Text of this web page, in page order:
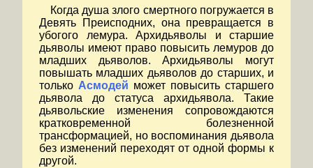
Когда душа злого смертного погружается в
Девять Преисподних, она превращается в
убогого лемура. Архидьяволы и старшие
дьяволы имеют право повысить лемуров до
младших дьяволов. Архидьяволы могут
повышать младших дьяволов до старших, и
только Асмодей может повысить старшего
дьявола до статуса архидьявола. Такие
дьявольские изменения сопровождаются
кратковременной болезненной
трансформацией, но воспоминания дьявола
без изменений переходят от одной формы к
другой.